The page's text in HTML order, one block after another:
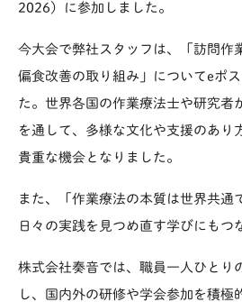
2026）に参加しました。
今大会で弊社スタッフは、「訪問作
偏食改善の取り組み」についてeポ
た。世界各国の作業療法士や研究者
を通して、多様な文化や支援のあり
貴重な機会となりました。
また、「作業療法の本質は世界共通
日々の実践を見つめ直す学びにもつ
株式会社奏音では、職員一人ひとり
し、国内外の研修や学会参加を積極